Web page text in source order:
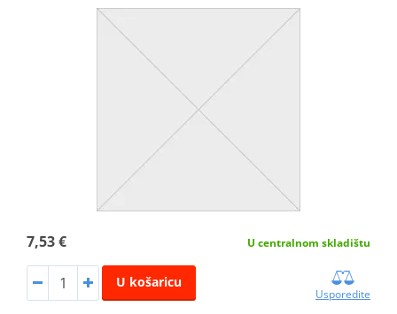
7,53 € U centralnom skladištu
U košaricu
Usporedite